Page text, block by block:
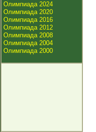
Олимпиада 2024
Олимпиада 2020
Олимпиада 2016
Олимпиада 2012
Олимпиада 2008
Олимпиада 2004
Олимпиада 2000